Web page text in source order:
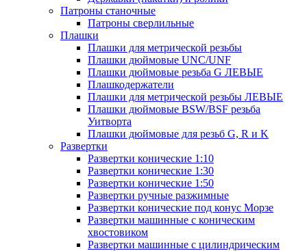
Патроны станочные
Патроны сверлильные
Плашки
Плашки для метрической резьбы
Плашки дюймовые UNC/UNF
Плашки дюймовые резьба G ЛЕВЫЕ
Плашкодержатели
Плашки для метрической резьбы ЛЕВЫЕ
Плашки дюймовые BSW/BSF резьба
Уитворта
Плашки дюймовые для резьб G, R и K
Развертки
Развертки конические 1:10
Развертки конические 1:30
Развертки конические 1:50
Развертки ручные разжимные
Развертки конические под конус Морзе
Развертки машинные с коническим
хвостовиком
Развертки машинные с цилиндрическим